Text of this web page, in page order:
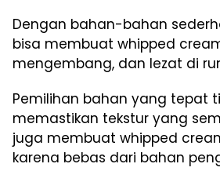
Dengan bahan-bahan
bisa membuat whipped
mengembang, dan lezat di
Pemilihan bahan yang tepat
memastikan tekstur yang
juga membuat whipped
karena bebas dari bahan